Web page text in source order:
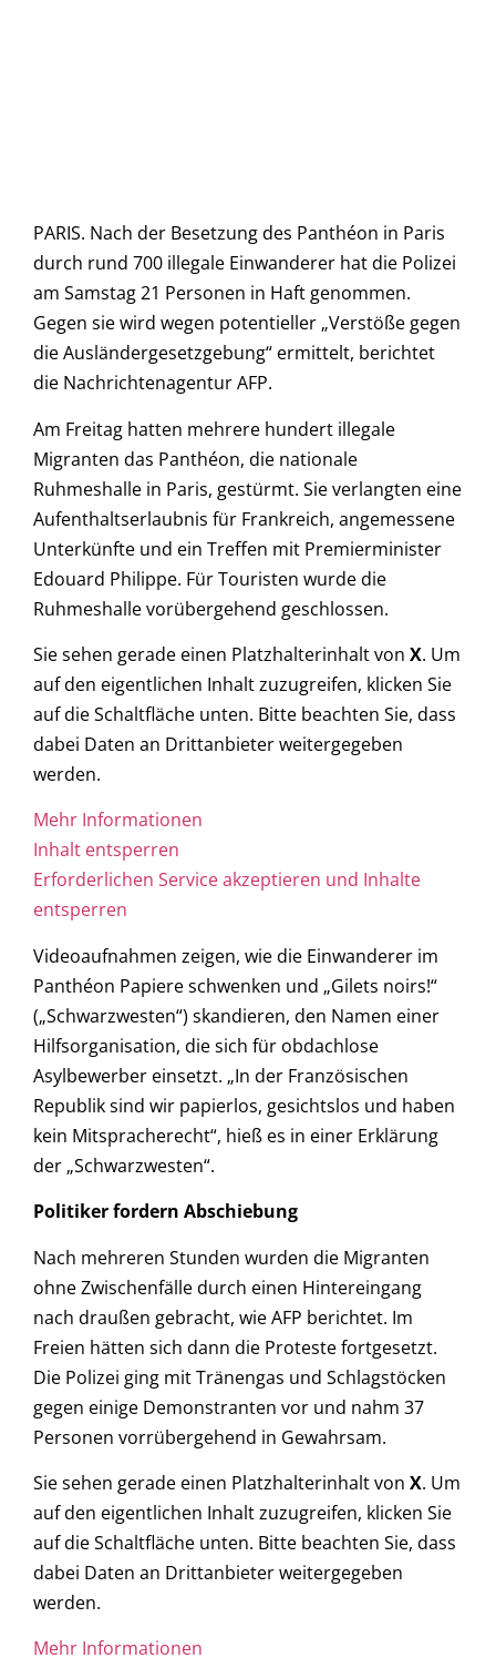
PARIS. Nach der Besetzung des Panthéon in Paris
durch rund 700 illegale Einwanderer hat die Polizei
am Samstag 21 Personen in Haft genommen.
Gegen sie wird wegen potentieller „Verstöße gegen
die Ausländergesetzgebung“ ermittelt, berichtet
die Nachrichtenagentur AFP.
Am Freitag hatten mehrere hundert illegale
Migranten das Panthéon, die nationale
Ruhmeshalle in Paris, gestürmt. Sie verlangten eine
Aufenthaltserlaubnis für Frankreich, angemessene
Unterkünfte und ein Treffen mit Premierminister
Edouard Philippe. Für Touristen wurde die
Ruhmeshalle vorübergehend geschlossen.
Sie sehen gerade einen Platzhalterinhalt von X. Um
auf den eigentlichen Inhalt zuzugreifen, klicken Sie
auf die Schaltfläche unten. Bitte beachten Sie, dass
dabei Daten an Drittanbieter weitergegeben
werden.
Mehr Informationen
Inhalt entsperren
Erforderlichen Service akzeptieren und Inhalte
entsperren
Videoaufnahmen zeigen, wie die Einwanderer im
Panthéon Papiere schwenken und „Gilets noirs!“
(„Schwarzwesten“) skandieren, den Namen einer
Hilfsorganisation, die sich für obdachlose
Asylbewerber einsetzt. „In der Französischen
Republik sind wir papierlos, gesichtslos und haben
kein Mitspracherecht“, hieß es in einer Erklärung
der „Schwarzwesten“.
Politiker fordern Abschiebung
Nach mehreren Stunden wurden die Migranten
ohne Zwischenfälle durch einen Hintereingang
nach draußen gebracht, wie AFP berichtet. Im
Freien hätten sich dann die Proteste fortgesetzt.
Die Polizei ging mit Tränengas und Schlagstöcken
gegen einige Demonstranten vor und nahm 37
Personen vorrübergehend in Gewahrsam.
Sie sehen gerade einen Platzhalterinhalt von X. Um
auf den eigentlichen Inhalt zuzugreifen, klicken Sie
auf die Schaltfläche unten. Bitte beachten Sie, dass
dabei Daten an Drittanbieter weitergegeben
werden.
Mehr Informationen